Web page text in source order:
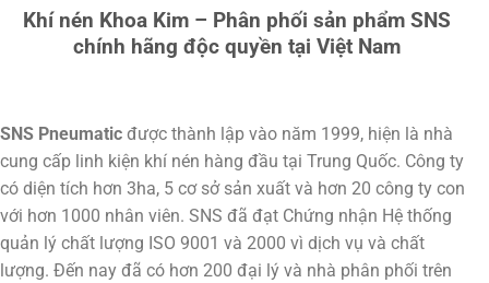
Khí nén Khoa Kim – Phân phối sản phẩm SNS
chính hãng độc quyền tại Việt Nam
SNS Pneumatic được thành lập vào năm 1999, hiện là nhà
cung cấp linh kiện khí nén hàng đầu tại Trung Quốc. Công ty
có diện tích hơn 3ha, 5 cơ sở sản xuất và hơn 20 công ty con
với hơn 1000 nhân viên. SNS đã đạt Chứng nhận Hệ thống
quản lý chất lượng ISO 9001 và 2000 vì dịch vụ và chất
lượng. Đến nay đã có hơn 200 đại lý và nhà phân phối trên